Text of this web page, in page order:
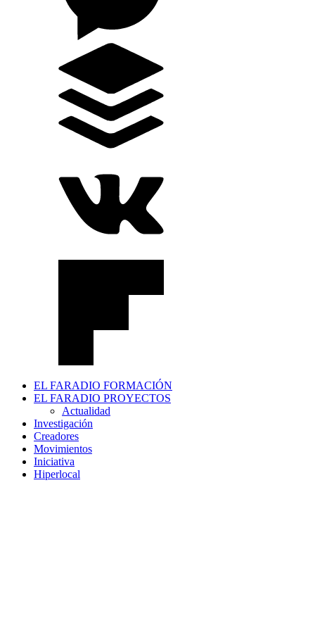
EL FARADIO FORMACIÓN
EL FARADIO PROYECTOS
Actualidad
Investigación
Creadores
Movimientos
Iniciativa
Hiperlocal